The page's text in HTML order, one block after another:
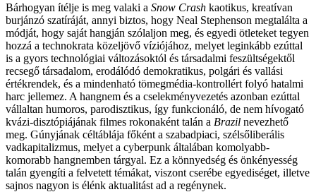
Bárhogyan ítélje is meg valaki a Snow Crash kaotikus, kreatívan
burjánzó szatíráját, annyi biztos, hogy Neal Stephenson megtalálta a
módját, hogy saját hangján szólaljon meg, és egyedi ötleteket tegyen
hozzá a technokrata közeljövő víziójához, melyet leginkább ezúttal
is a gyors technológiai változásoktól és társadalmi feszültségektől
recsegő társadalom, erodálódó demokratikus, polgári és vallási
értékrendek, és a mindenható tömegmédia-kontrollért folyó hatalmi
harc jellemez. A hangnem és a cselekményvezetés azonban ezúttal
vállaltan humoros, parodisztikus, így funkcionáló, de nem hívogató
kvázi-disztópiájának filmes rokonaként talán a Brazil nevezhető
meg. Gúnyjának céltáblája főként a szabadpiaci, szélsőliberális
vadkapitalizmus, melyet a cyberpunk általában komolyabb-
komorabb hangnemben tárgyal. Ez a könnyedség és önkényesség
talán gyengíti a felvetett témákat, viszont cserébe egyediséget, illetve
sajnos nagyon is élénk aktualitást ad a regénynek.